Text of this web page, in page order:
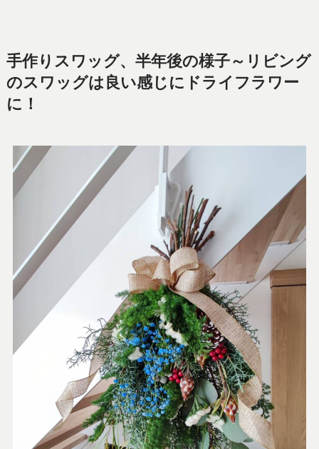
手作りスワッグ、半年後の様子～リビング
のスワッグは良い感じにドライフラワー
に！